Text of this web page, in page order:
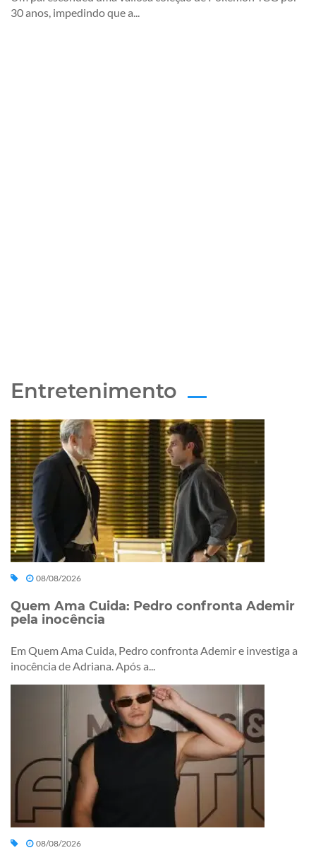
30 anos, impedindo que a...
Entretenimento
08/08/2026
Quem Ama Cuida: Pedro confronta Ademir
pela inocência
Em Quem Ama Cuida, Pedro confronta Ademir e investiga a
inocência de Adriana. Após a...
08/08/2026